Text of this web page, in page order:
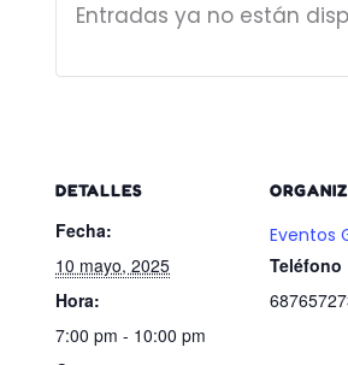
DETALLES
Fecha:
10 mayo, 2025
Hora:
7:00 pm - 10:00 pm
Eventos
Teléfono
Entradas ya no están